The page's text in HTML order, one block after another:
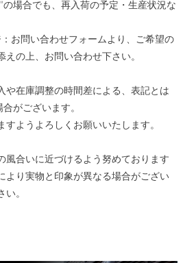
の場合でも、再入荷の予定・生産状況な
お問い合わせフォームより、ご希望の
の上、お問い合わせ下さい。
や在庫調整の時間差による、表記とは
がございます。
ようよろしくお願いいたします。
合いに近づけるよう努めております
より実物と印象が異なる場合がござい
い。